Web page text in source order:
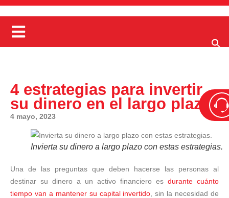
4 estrategias para invertir
su dinero en el largo plazo
4 mayo, 2023
Invierta su dinero a largo plazo con estas estrategias.
Una de las preguntas que deben hacerse las personas al
destinar su dinero a un activo financiero es durante cuánto
tiempo van a mantener su capital invertido , sin la necesidad de